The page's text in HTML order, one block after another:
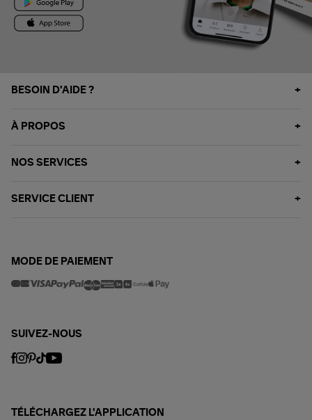
BESOIN D'AIDE ?
À PROPOS
NOS SERVICES
SERVICE CLIENT
MODE DE PAIEMENT
SUIVEZ-NOUS
TÉLÉCHARGEZ L'APPLICATION